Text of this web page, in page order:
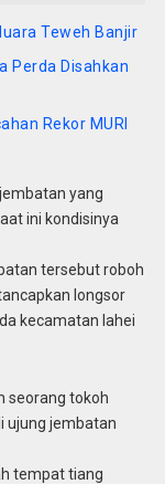
Teweh Banjir
Perda Disahkan
Rekor MURI
jembatan yang
ini kondisinya
tersebut roboh
longsor
kecamatan lahei
seorang tokoh
ujung jembatan
tempat tiang